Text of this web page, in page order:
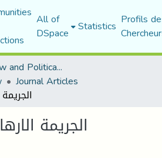
All of
DSpace Statistics Profils
Faculty of Law and Political Science
Journal Articles
الجريمة